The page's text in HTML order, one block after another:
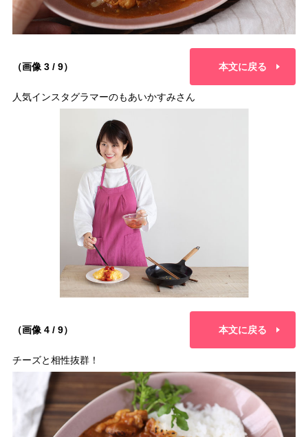
（画像 3 / 9） 本文に戻る
人気インスタグラマーのもあいかすみさん
（画像 4 / 9） 本文に戻る
チーズと相性抜群！